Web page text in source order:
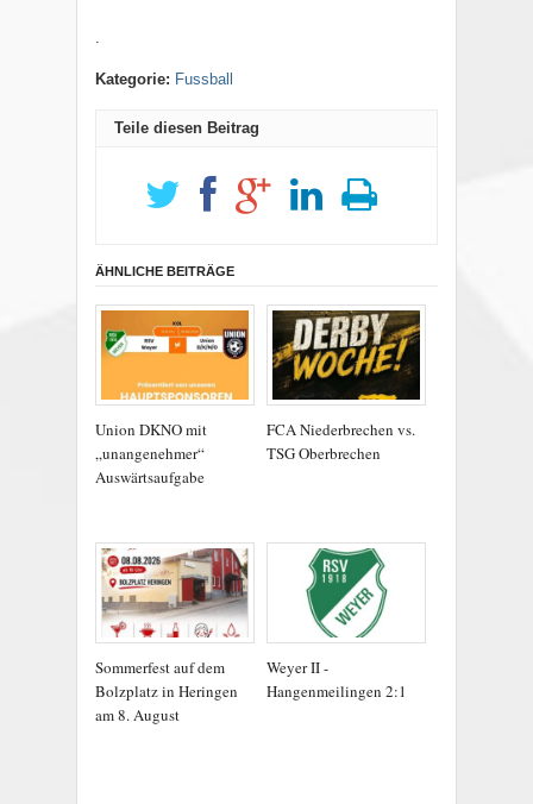
.
Kategorie: Fussball
Teile diesen Beitrag
ÄHNLICHE BEITRÄGE
Union DKNO mit
„unangenehmer“
Auswärtsaufgabe
FCA Niederbrechen vs.
TSG Oberbrechen
Sommerfest auf dem
Bolzplatz in Heringen
am 8. August
Weyer II -
Hangenmeilingen 2:1